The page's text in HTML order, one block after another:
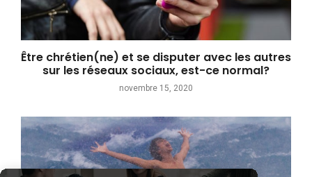
Être chrétien(ne) et se disputer avec les autres
sur les réseaux sociaux, est-ce normal?
novembre 15, 2020